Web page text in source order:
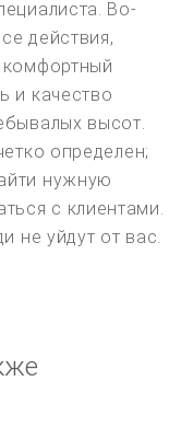
Во-
действия,
и качество
высот.
определен;
нужную
с клиентами.
не уйдут от вас.